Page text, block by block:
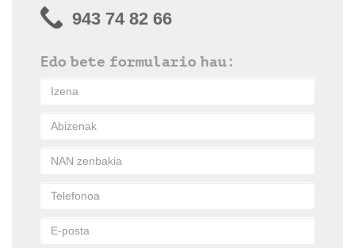
943 74 82 66
Edo bete formulario hau: